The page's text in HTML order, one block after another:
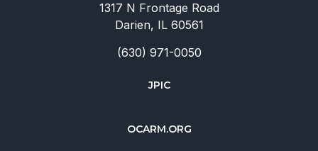
1317 N Frontage Road
Darien, IL 60561
(630) 971-0050
JPIC
OCARM.ORG